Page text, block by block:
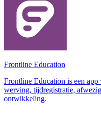
Frontline Education
Frontline Education is een
werving, tijdregistratie,
ontwikkeling.